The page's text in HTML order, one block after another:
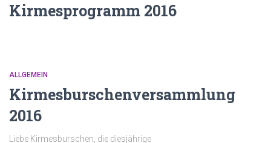
Kirmesprogramm 2016
ALLGEMEIN
Kirmesburschenversammlung
2016
Liebe Kirmesburschen, die diesjährige